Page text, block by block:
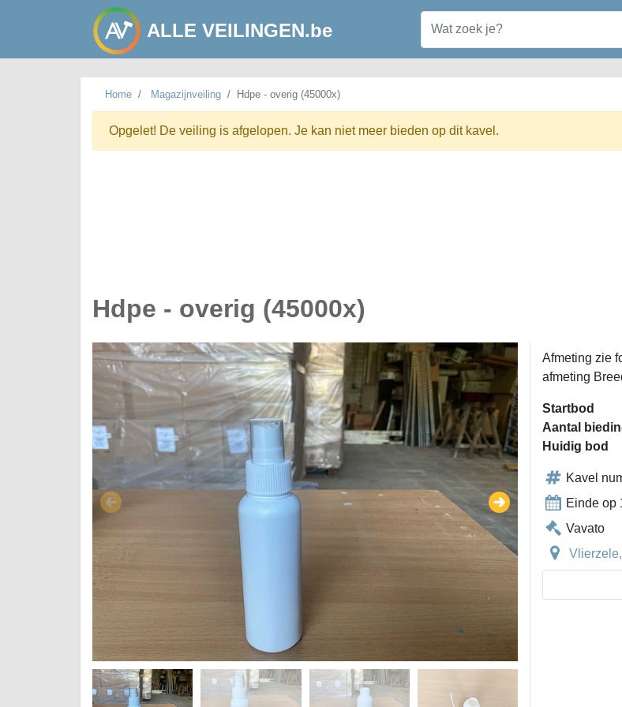
ALLE VEILINGEN.be
Home Magazijnveiling Hdpe - overig (45000x)
Opgelet! De veiling is afgelopen. Je kan niet meer bieden op dit kavel.
Hdpe - overig (45000x)
Afmeting zie
afmeting
Startbod
Aantal
Huidig bod
Kavel
Einde op
Vavato